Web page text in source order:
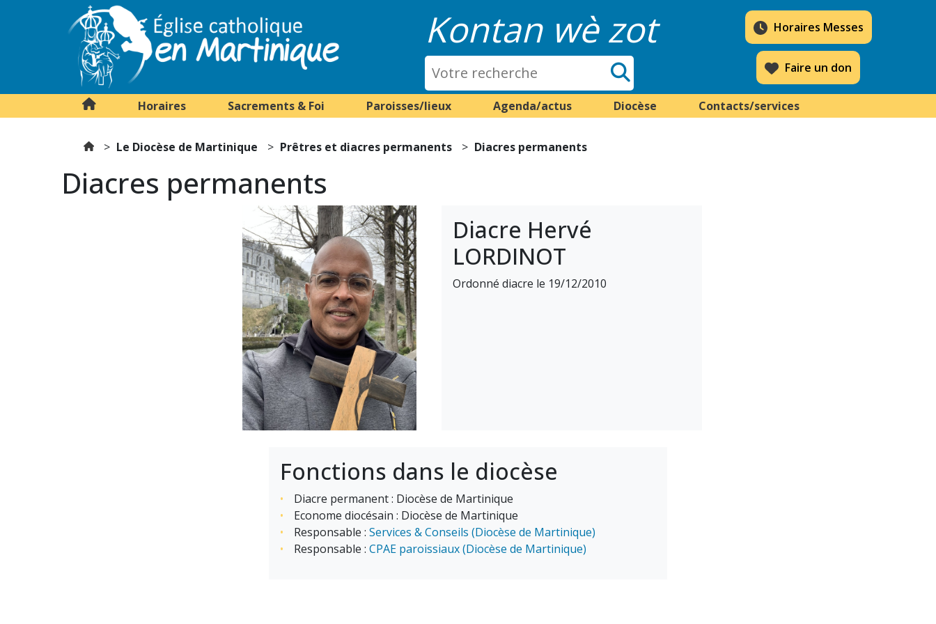
Kontan wè zot Horaires Messes
Faire un don
Horaires Sacrements & Foi Paroisses/lieux Agenda/actus Diocèse Contacts/services
Le Diocèse de Martinique Prêtres et diacres permanents Diacres permanents
Diacres permanents
Diacre Hervé
LORDINOT
Ordonné diacre le 19/12/2010
Fonctions dans le diocèse
Diacre permanent : Diocèse de Martinique
Econome diocésain : Diocèse de Martinique
Responsable : Services & Conseils (Diocèse de Martinique)
Responsable : CPAE paroissiaux (Diocèse de Martinique)